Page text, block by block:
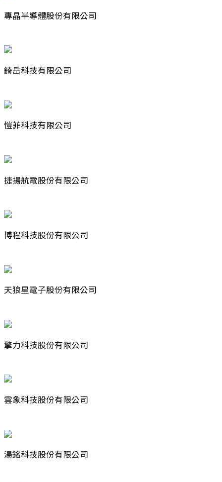
專晶半導體股份有限公司
錡岳科技有限公司
愷菲科技有限公司
捷揚航電股份有限公司
博程科技股份有限公司
天狼星電子股份有限公司
擎力科技股份有限公司
雲象科技股份有限公司
湯銘科技股份有限公司